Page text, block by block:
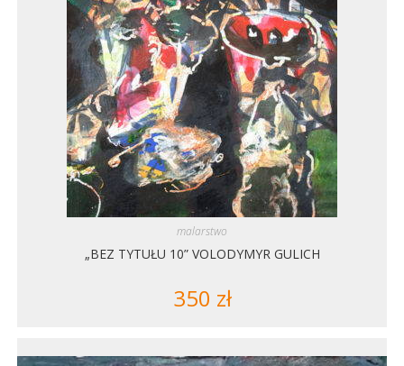
malarstwo
„BEZ TYTUŁU 10” VOLODYMYR GULICH
350 zł